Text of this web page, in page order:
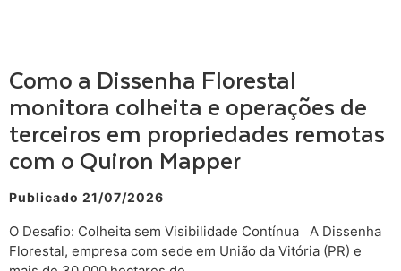
Como a Dissenha Florestal
monitora colheita e operações de
terceiros em propriedades remotas
com o Quiron Mapper
Publicado 21/07/2026
O Desafio: Colheita sem Visibilidade Contínua A Dissenha
Florestal, empresa com sede em União da Vitória (PR) e